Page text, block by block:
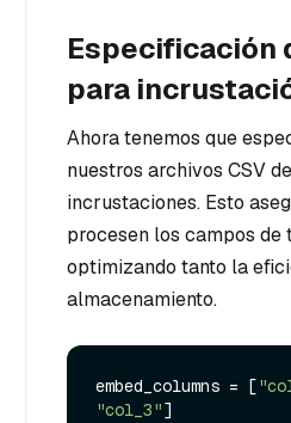
Especificación
para
Ahora tenemos que
nuestros archivos CSV
incrustaciones. Esto
procesen los campos de
optimizando tanto la
almacenamiento.
embed_columns = [
"col_3"